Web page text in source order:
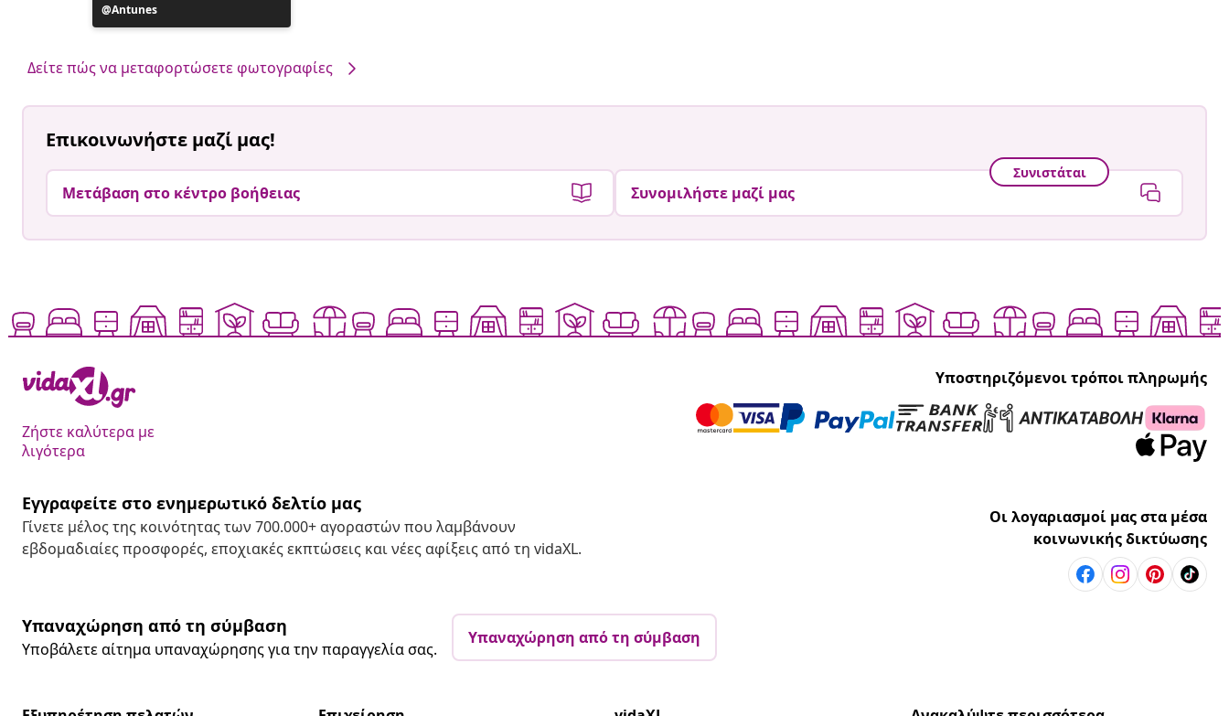
Η
ανάρτηση
Antunes
Δείτε πώς να μεταφορτώσετε φωτογραφίες
Επικοινωνήστε μαζί μας!
Μετάβαση στο κέντρο βοήθειας
Συνιστάται
Συνομιλήστε μαζί μας
Ζήστε καλύτερα με
λιγότερα
Υποστηριζόμενοι τρόποι πληρωμής
Εγγραφείτε στο ενημερωτικό δελτίο μας
Γίνετε μέλος της κοινότητας των 700.000+ αγοραστών που λαμβάνουν
εβδομαδιαίες προσφορές, εποχιακές εκπτώσεις και νέες αφίξεις από τη vidaXL.
Οι λογαριασμοί μας στα μέσα
κοινωνικής δικτύωσης
Υπαναχώρηση από τη σύμβαση
Υποβάλετε αίτημα υπαναχώρησης για την παραγγελία σας.
Υπαναχώρηση από τη σύμβαση